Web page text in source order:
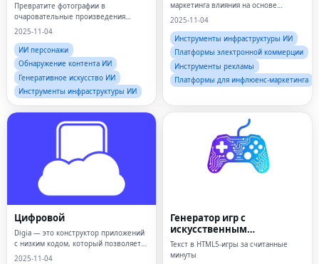
Превратите фотографии в
очаровательные произведения
искусства в стиле Studio Ghibli.
2025-11-04
ИИ персонажи
Обнаружение контента ИИ
Генеративное искусство ИИ
Инструменты инфраструктуры ИИ
маркетинга влияния на основе
данных.
2025-11-04
Инструменты инфраструктуры ИИ
Платформы электронной коммерции
Инструменты рекламы
Платформы для инфлюенс-маркетинга
Цифровой
Digia — это конструктор приложений
с низким кодом, который позволяет
брендам мгновенно запускать
2025-11-04
Генератор игр с
искусственным
интеллектом
Текст в HTML5-игры за считанные
минуты